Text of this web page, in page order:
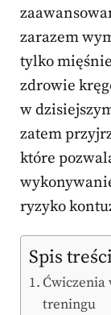
zarazem
tylko
zdrowie
w
zatem
które
ryzyko
Spis treści
Ćwiczenia
treningu